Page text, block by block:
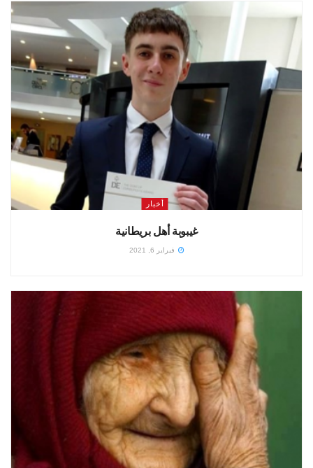
أخبار
غيبوبة أهل بريطانية
فبراير 6, 2021